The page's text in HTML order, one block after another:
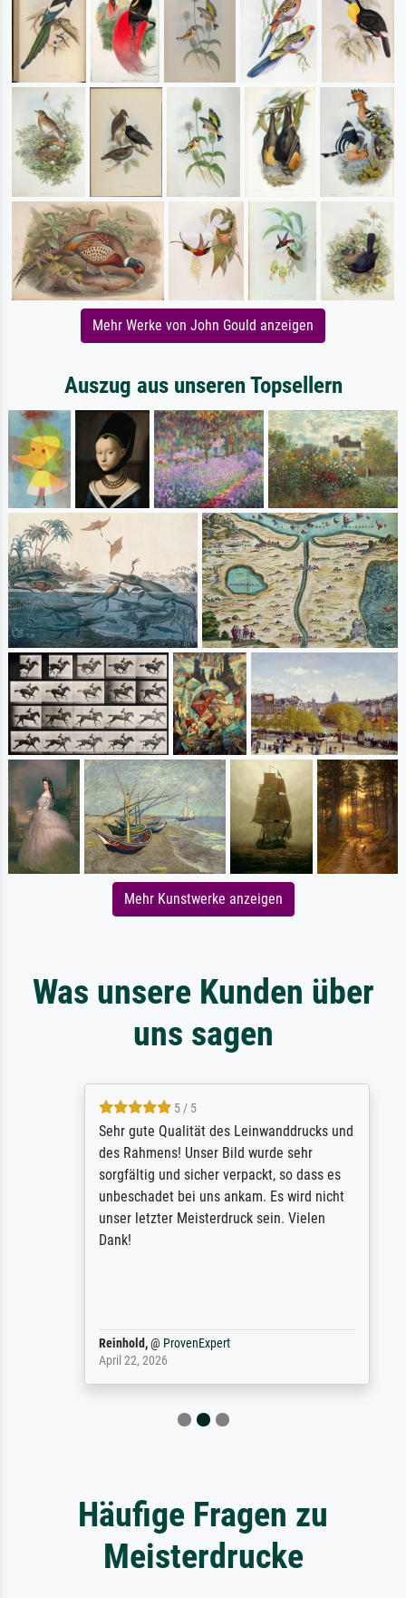
Mehr Werke von John Gould anzeigen
Auszug aus unseren Topsellern
Mehr Kunstwerke anzeigen
Was unsere Kunden über
uns sagen
5 / 5
Sehr gute Qualität des Leinwanddrucks und
des Rahmens! Unser Bild wurde sehr
sorgfältig und sicher verpackt, so dass es
unbeschadet bei uns ankam. Es wird nicht
unser letzter Meisterdruck sein. Vielen
Dank!
Reinhold,@ProvenExpert
April 22, 2026
Häufige Fragen zu
Meisterdrucke